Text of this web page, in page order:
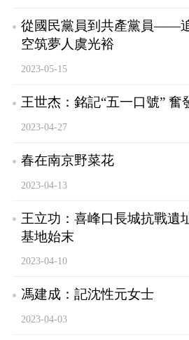
從國民黨員到共產黨員——
空筑夢人虞光裕
2023-05-15
王世杰：銘記“五一口號” 奮
2023-04-27
春在南京野菜花
2023-04-13
王立功：喜峰口長城抗戰遺
基地始末
2023-04-10
馮建成：記沈性元女士
2023-04-03